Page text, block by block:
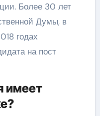
Более 30 лет
Думы, в
годах
на пост
имеет